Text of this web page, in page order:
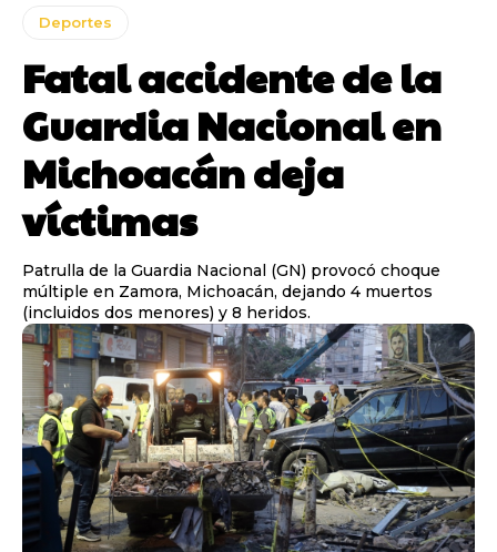
Deportes
Fatal accidente de la
Guardia Nacional en
Michoacán deja
víctimas
Patrulla de la Guardia Nacional (GN) provocó choque
múltiple en Zamora, Michoacán, dejando 4 muertos
(incluidos dos menores) y 8 heridos.